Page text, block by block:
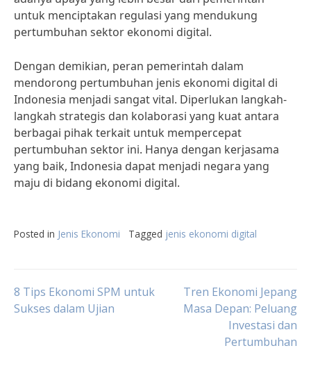
untuk menciptakan regulasi yang mendukung
pertumbuhan sektor ekonomi digital.
Dengan demikian, peran pemerintah dalam
mendorong pertumbuhan jenis ekonomi digital di
Indonesia menjadi sangat vital. Diperlukan langkah-
langkah strategis dan kolaborasi yang kuat antara
berbagai pihak terkait untuk mempercepat
pertumbuhan sektor ini. Hanya dengan kerjasama
yang baik, Indonesia dapat menjadi negara yang
maju di bidang ekonomi digital.
Posted in Jenis Ekonomi Tagged jenis ekonomi digital
Post
8 Tips Ekonomi SPM untuk
Sukses dalam Ujian
Tren Ekonomi Jepang
Masa Depan: Peluang
Investasi dan
Pertumbuhan